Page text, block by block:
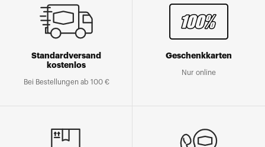
Standardversand
kostenlos
Bei Bestellungen ab 100 €
Geschenkkarten
Nur online